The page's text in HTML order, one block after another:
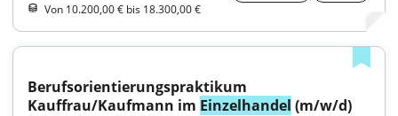
Von 10.200,00 € bis 18.300,00 €
Berufsorientierungspraktikum
Kauffrau/Kaufmann im Einzelhandel (m/w/d)